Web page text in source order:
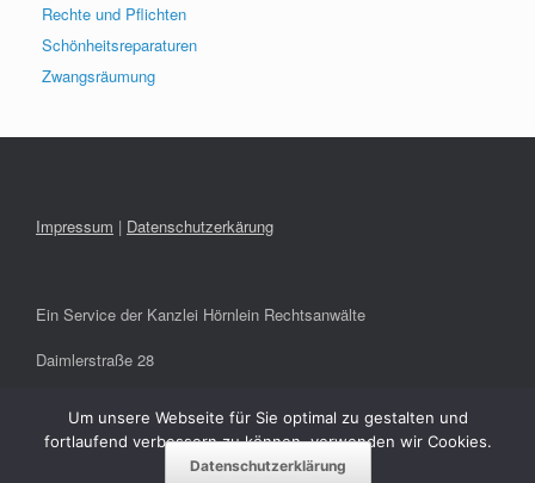
Rechte und Pflichten
Schönheitsreparaturen
Zwangsräumung
Impressum | Datenschutzerkärung
Ein Service der Kanzlei Hörnlein Rechtsanwälte
Daimlerstraße 28
info@hoernlein-rae.de
Um unsere Webseite für Sie optimal zu gestalten und
fortlaufend verbessern zu können, verwenden wir Cookies.
Datenschutzerklärung